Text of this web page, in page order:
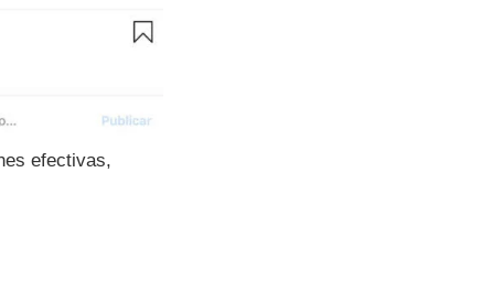
efectivas,